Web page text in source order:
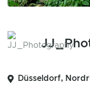
Düsseldorf,